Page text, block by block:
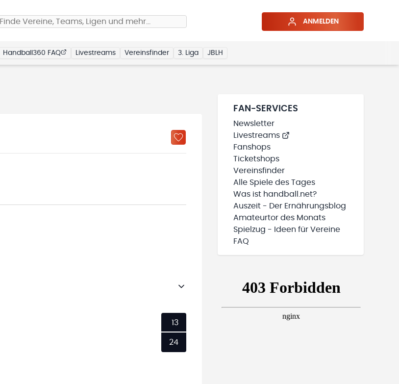
Finde Vereine, Teams, Ligen und mehr… ANMELDEN
Handball360 FAQ Livestreams Vereinsfinder 3. Liga JBLH
13
24
FAN-SERVICES
Newsletter
Livestreams
Fanshops
Ticketshops
Vereinsfinder
Alle Spiele des Tages
Was ist handball.net?
Auszeit - Der Ernährungsblog
Amateurtor des Monats
Spielzug - Ideen für Vereine
FAQ